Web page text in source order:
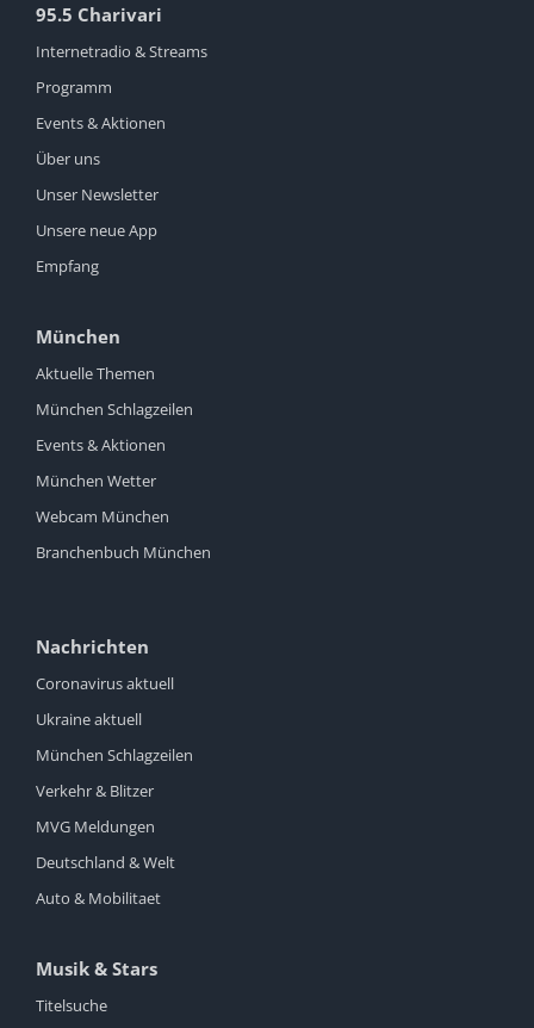
95.5 Charivari
Internetradio & Streams
Programm
Events & Aktionen
Über uns
Unser Newsletter
Unsere neue App
Empfang
München
Aktuelle Themen
München Schlagzeilen
Events & Aktionen
München Wetter
Webcam München
Branchenbuch München
Nachrichten
Coronavirus aktuell
Ukraine aktuell
München Schlagzeilen
Verkehr & Blitzer
MVG Meldungen
Deutschland & Welt
Auto & Mobilitaet
Musik & Stars
Titelsuche